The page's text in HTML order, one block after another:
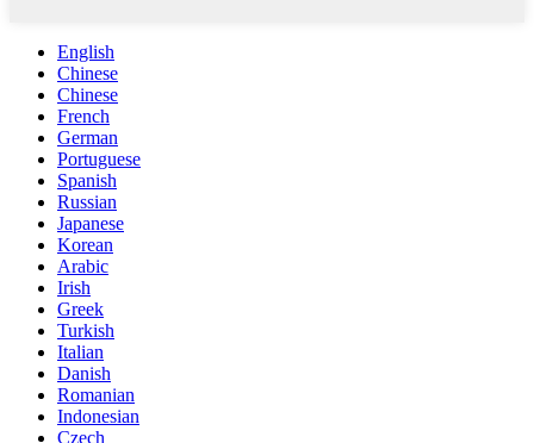
English
Chinese
Chinese
French
German
Portuguese
Spanish
Russian
Japanese
Korean
Arabic
Irish
Greek
Turkish
Italian
Danish
Romanian
Indonesian
Czech